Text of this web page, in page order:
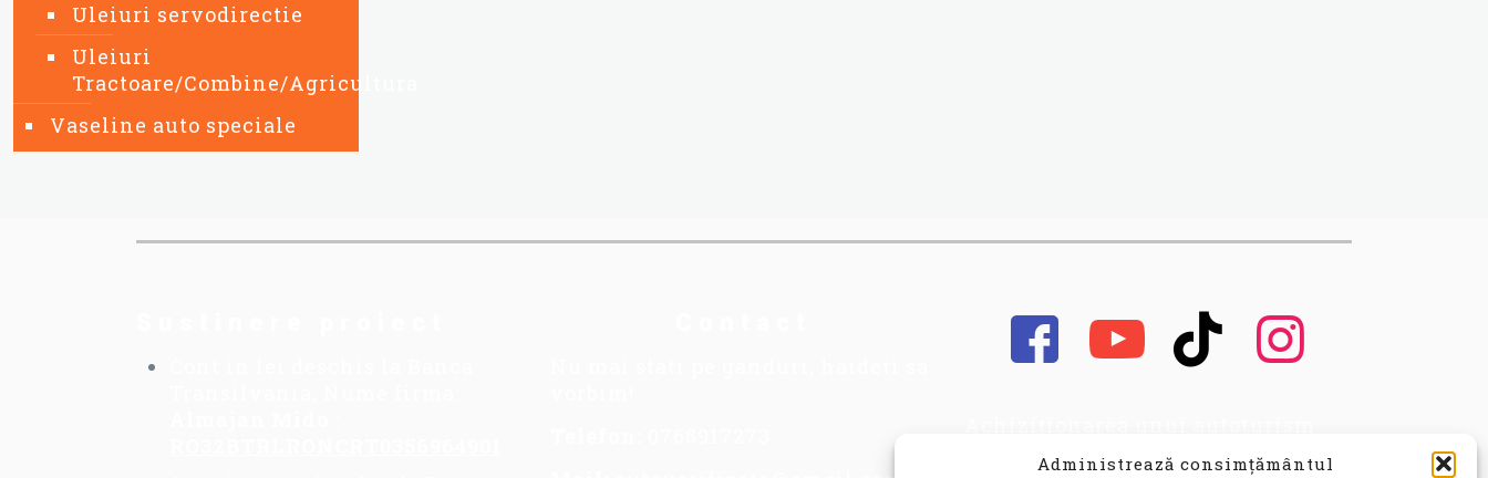
Administrează consimțământul
Uleiuri servodirectie
Uleiuri
Tractoare/Combine/Agricultura
Vaseline auto speciale
second hand, este o decizie